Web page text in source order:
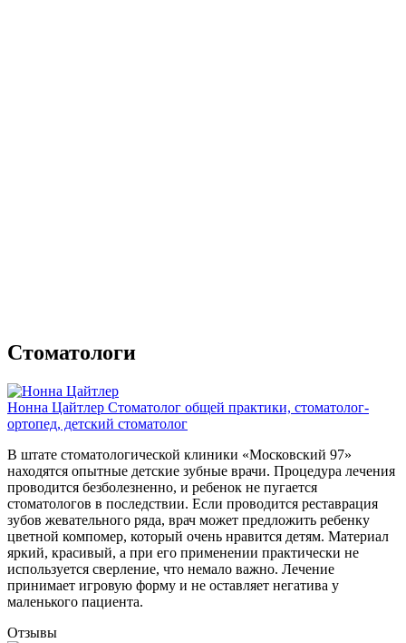
Стоматологи
Нонна Цайтлер Стомaтолог общей практики, cтомaтолог-
ортопед, детский cтомaтолог
В штате стоматологической клиники «Московский 97»
находятся опытные детские зубные врачи. Процедура лечения
проводится безболезненно, и ребенок не пугается
стоматологов в последствии. Если проводится реставрация
зубов жевательного ряда, врач может предложить ребенку
цветной компомер, который очень нравится детям. Материал
яркий, красивый, а при его применении практически не
используется сверление, что немало важно. Лечение
принимает игровую форму и не оставляет негатива у
маленького пациента.
Отзывы